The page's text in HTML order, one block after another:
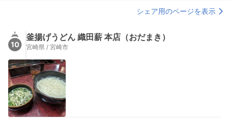
シェア用のページを表示
10
釜揚げうどん 織田薪 本店（おだまき）
宮崎県 / 宮崎市